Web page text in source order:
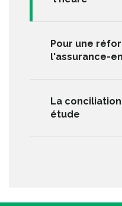
Pour une
l'assurance-
La
étude